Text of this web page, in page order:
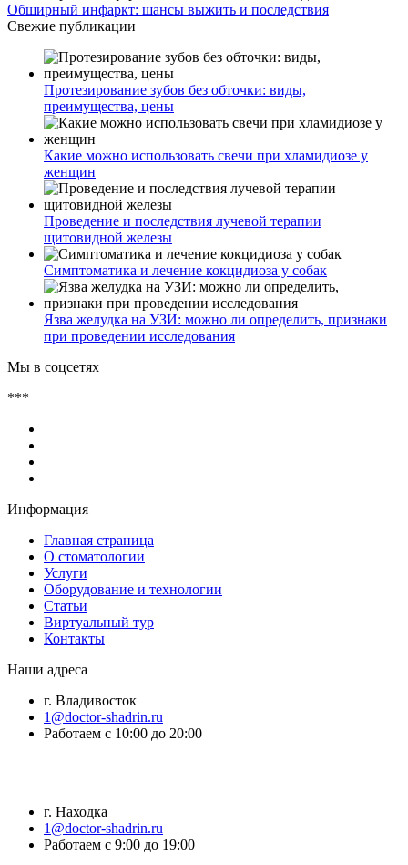
Обширный инфаркт: шансы выжить и последствия
Свежие публикации
Протезирование зубов без обточки: виды,
преимущества, цены
Какие можно использовать свечи при хламидиозе у
женщин
Проведение и последствия лучевой терапии
щитовидной железы
Симптоматика и лечение кокцидиоза у собак
Язва желудка на УЗИ: можно ли определить, признаки
при проведении исследования
Мы в соцсетях
***
Информация
Главная страница
О стоматологии
Услуги
Оборудование и технологии
Статьи
Виртуальный тур
Контакты
Наши адреса
г. Владивосток
1@doctor-shadrin.ru
Работаем с 10:00 до 20:00
г. Находка
1@doctor-shadrin.ru
Работаем с 9:00 до 19:00